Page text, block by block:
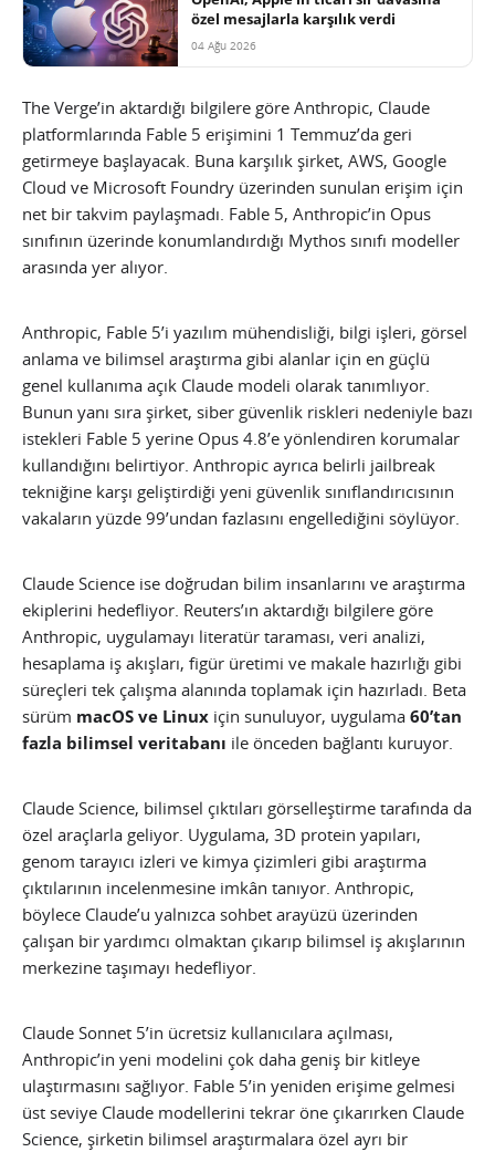
özel mesajlarla karşılık verdi
04 Ağu 2026
The Verge’in aktardığı bilgilere göre Anthropic, Claude
platformlarında Fable 5 erişimini 1 Temmuz’da geri
getirmeye başlayacak. Buna karşılık şirket, AWS, Google
Cloud ve Microsoft Foundry üzerinden sunulan erişim için
net bir takvim paylaşmadı. Fable 5, Anthropic’in Opus
sınıfının üzerinde konumlandırdığı Mythos sınıfı modeller
arasında yer alıyor.
Anthropic, Fable 5’i yazılım mühendisliği, bilgi işleri, görsel
anlama ve bilimsel araştırma gibi alanlar için en güçlü
genel kullanıma açık Claude modeli olarak tanımlıyor.
Bunun yanı sıra şirket, siber güvenlik riskleri nedeniyle bazı
istekleri Fable 5 yerine Opus 4.8’e yönlendiren korumalar
kullandığını belirtiyor. Anthropic ayrıca belirli jailbreak
tekniğine karşı geliştirdiği yeni güvenlik sınıflandırıcısının
vakaların yüzde 99’undan fazlasını engellediğini söylüyor.
Claude Science ise doğrudan bilim insanlarını ve araştırma
ekiplerini hedefliyor. Reuters’ın aktardığı bilgilere göre
Anthropic, uygulamayı literatür taraması, veri analizi,
hesaplama iş akışları, figür üretimi ve makale hazırlığı gibi
süreçleri tek çalışma alanında toplamak için hazırladı. Beta
sürüm macOS ve Linux için sunuluyor, uygulama 60’tan
fazla bilimsel veritabanı ile önceden bağlantı kuruyor.
Claude Science, bilimsel çıktıları görselleştirme tarafında da
özel araçlarla geliyor. Uygulama, 3D protein yapıları,
genom tarayıcı izleri ve kimya çizimleri gibi araştırma
çıktılarının incelenmesine imkân tanıyor. Anthropic,
böylece Claude’u yalnızca sohbet arayüzü üzerinden
çalışan bir yardımcı olmaktan çıkarıp bilimsel iş akışlarının
merkezine taşımayı hedefliyor.
Claude Sonnet 5’in ücretsiz kullanıcılara açılması,
Anthropic’in yeni modelini çok daha geniş bir kitleye
ulaştırmasını sağlıyor. Fable 5’in yeniden erişime gelmesi
üst seviye Claude modellerini tekrar öne çıkarırken Claude
Science, şirketin bilimsel araştırmalara özel ayrı bir